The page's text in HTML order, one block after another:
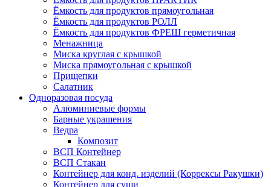
Ёмкость для продуктов прямоугольная
Ёмкость для продуктов РОЛЛ
Ёмкость для продуктов ФРЕШ герметичная
Менажница
Миска круглая с крышкой
Миска прямоугольная с крышкой
Прищепки
Салатник
Одноразовая посуда
Алюминиевые формы
Барные украшения
Ведра
Композит
ВСП Контейнер
ВСП Стакан
Контейнер для конд. изделий (Коррексы Ракушки)
Контейнер для суши